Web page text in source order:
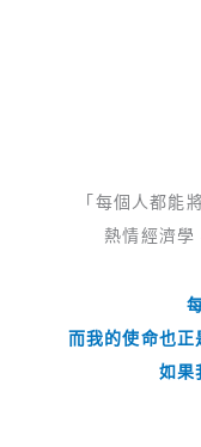
「每個人都能
熱情經濟學
而我的使命也正
如果